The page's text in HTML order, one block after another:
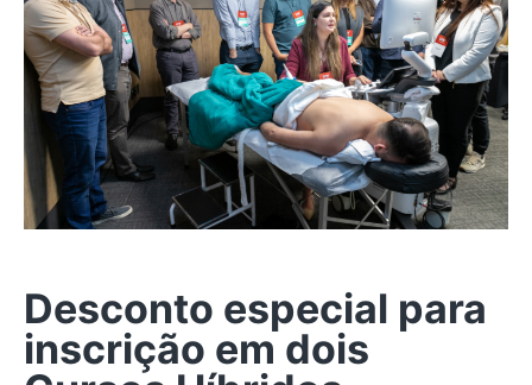
Desconto especial para
inscrição em dois